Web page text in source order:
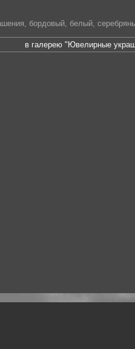
, бордовый, белый,
в галерею "Ювелирные